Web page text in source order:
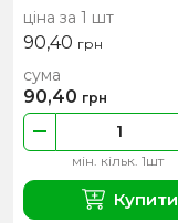
ціна за 1 шт
90,40 грн
мін. кільк. 1шт
сума
90,40 грн
Купити